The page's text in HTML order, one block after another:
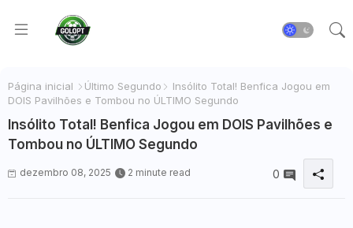
Página inicial Último Segundo
Insólito Total! Benfica Jogou em
DOIS Pavilhões e Tombou no ÚLTIMO Segundo
Insólito Total! Benfica Jogou em DOIS Pavilhões e
Tombou no ÚLTIMO Segundo
dezembro 08, 2025 2 minute read 0